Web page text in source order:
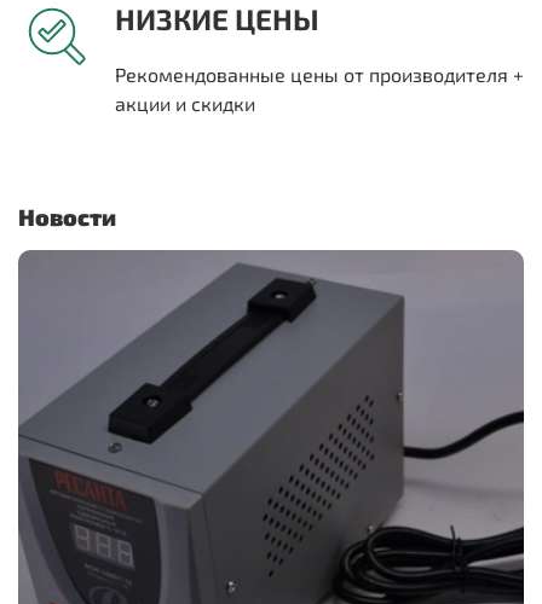
НИЗКИЕ ЦЕНЫ
Рекомендованные цены от производителя +
акции и скидки
Новости